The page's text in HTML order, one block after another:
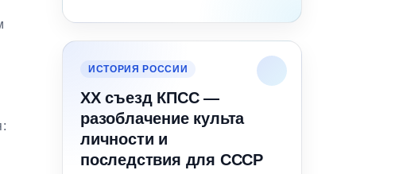
ИСТОРИЯ РОССИИ
XX съезд КПСС —
разоблачение культа
личности и
последствия для СССР